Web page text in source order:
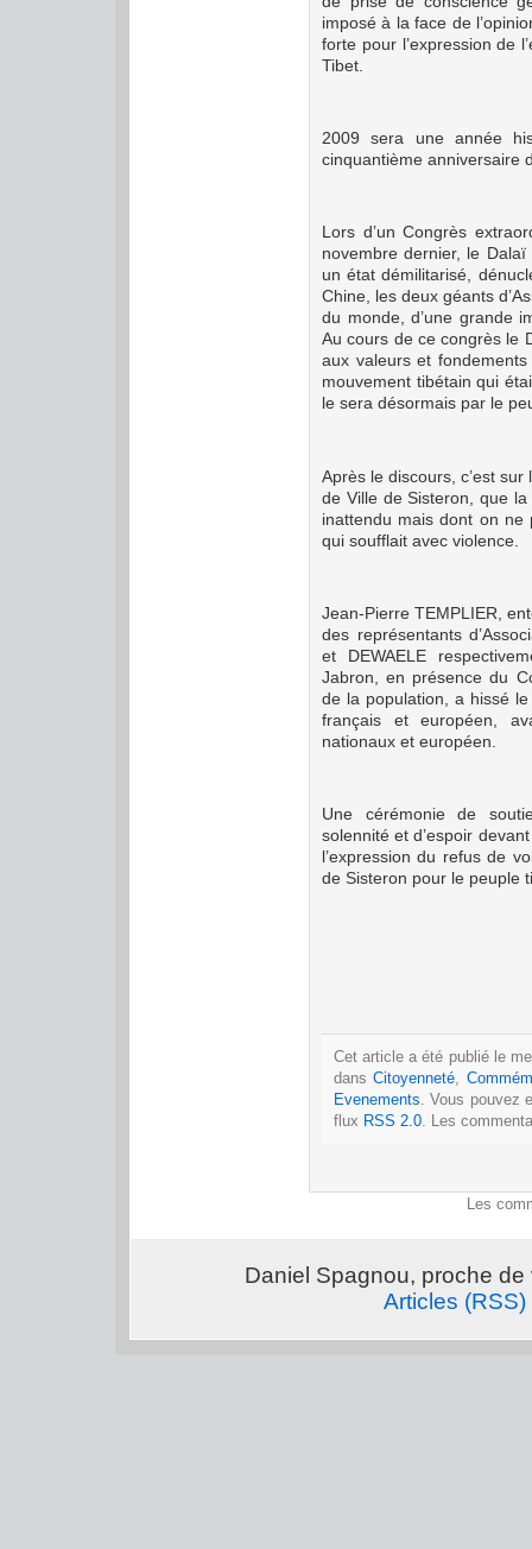
imposé à la face de
forte pour l’expression de
Tibet.
2009 sera une année
cinquantième anniversaire
Lors d’un Congrès
novembre dernier, le
un état démilitarisé,
Chine, les deux géants
du monde, d’une grande
Au cours de ce congrès le
aux valeurs et
mouvement tibétain qui
le sera désormais par le
Après le discours, c’est
de Ville de Sisteron, que
inattendu mais dont on
qui soufflait avec violence.
Jean-Pierre TEMPLIER,
des représentants
et DEWAELE
Jabron, en présence du
de la population, a hissé
français et européen,
nationaux et européen.
Une cérémonie de
solennité et d’espoir
l’expression du refus de
de Sisteron pour le peuple
Cet article a été publié le
dansCitoyenneté
Evenements . Vous pouvez
flux RSS 2.0 . Les
Les
Daniel Spagnou, proche
Articles (RSS)